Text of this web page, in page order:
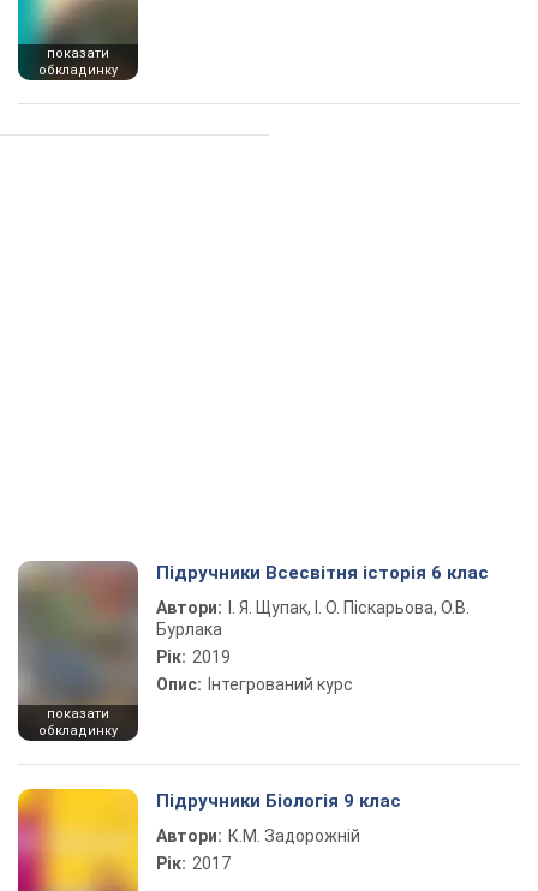
показати
обкладинку
показати
обкладинку
Підручники Всесвітня історія 6 клас
Автори:
І. Я. Щупак, І. О. Піскарьова, О.В.
Бурлака
Рік: 2019
Опис: Інтегрований курс
Підручники Біологія 9 клас
Автори: К.М. Задорожній
Рік: 2017